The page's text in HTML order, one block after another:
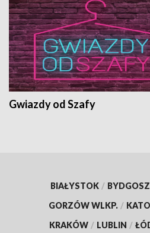
Gwiazdy od Szafy
BIAŁYSTOK /
GORZÓW WLKP. /
KRAKÓW / LUBLIN /